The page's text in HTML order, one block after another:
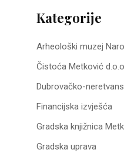
Kategorije
Arheološki muzej
Čistoća Metković
Dubrovačko-
Financijska izvješća
Gradska knjižnica
Gradska uprava